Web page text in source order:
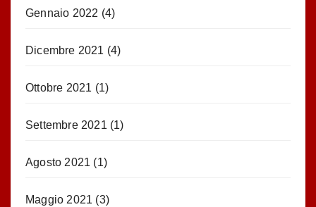
Gennaio 2022 (4)
Dicembre 2021 (4)
Ottobre 2021 (1)
Settembre 2021 (1)
Agosto 2021 (1)
Maggio 2021 (3)